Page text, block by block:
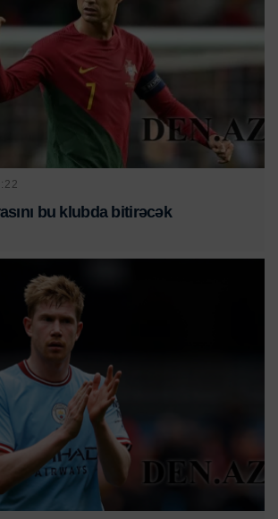
bu klubda bitirəcək